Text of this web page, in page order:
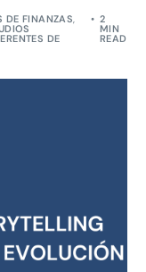
DE FINANZAS,
DE
2
MIN
READ